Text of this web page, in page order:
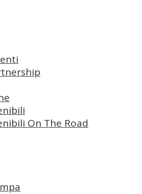
On The Road